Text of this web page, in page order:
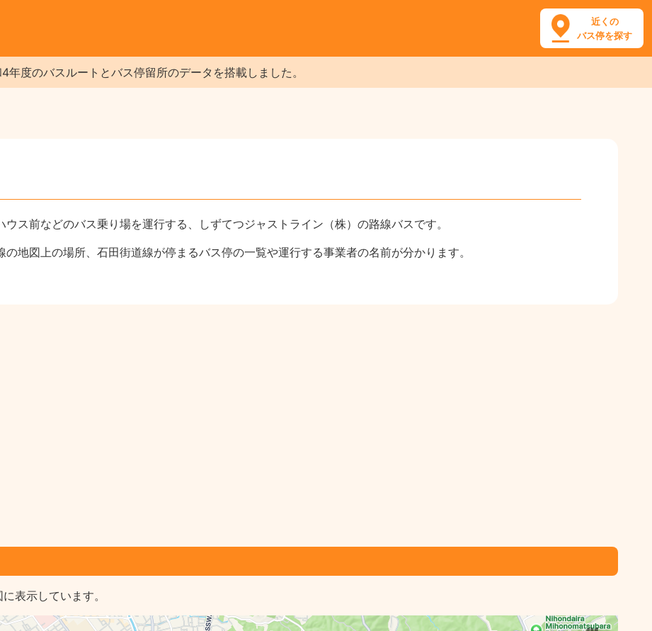
近くの
バス停を探す
度のバスルートとバス停留所のデータを搭載しました。
ス前などのバス乗り場を運行する、しずてつジャストライン（株）の路線バスです。
地図上の場所、石田街道線が停まるバス停の一覧や運行する事業者の名前が分かります。
表示しています。